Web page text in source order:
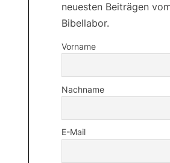
neuesten Beiträgen
Bibellabor.
Vorname
Nachname
E-Mail